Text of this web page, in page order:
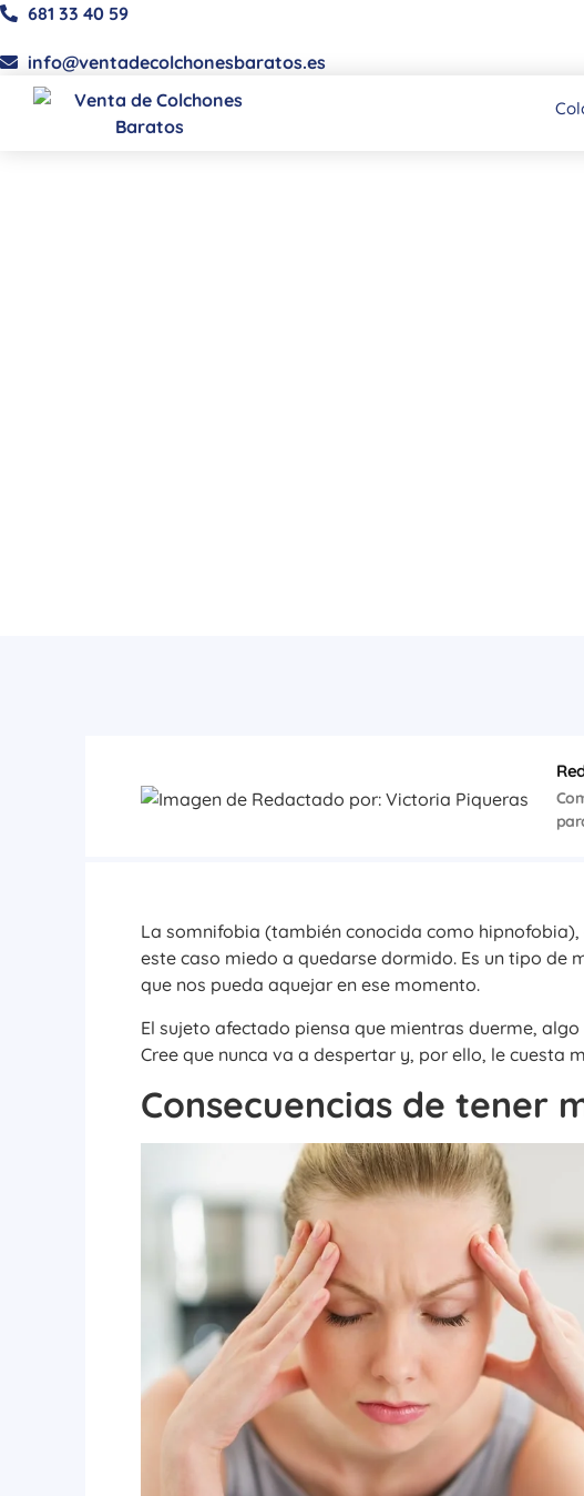
681 33 40 59
info@ventadecolchonesbaratos.es
La somnifobia (también conocida como
este caso miedo a quedarse dormido. Es un tipo de
que nos pueda aquejar en ese momento.
El sujeto afectado piensa que mientras duerme,
Cree que nunca va a despertar y, por ello, le cuesta
Consecuencias de tener